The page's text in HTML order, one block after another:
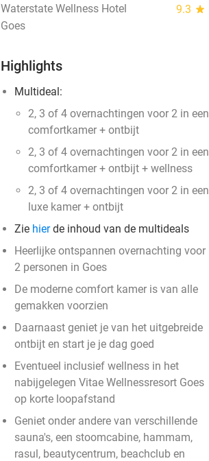
Waterstate Wellness Hotel 9.3 star
Goes
Highlights
Multideal:
2, 3 of 4 overnachtingen voor 2 in een
comfortkamer + ontbijt
2, 3 of 4 overnachtingen voor 2 in een
comfortkamer + ontbijt + wellness
2, 3 of 4 overnachtingen voor 2 in een
luxe kamer + ontbijt
Zie hierde inhoud van de multideals
Heerlijke ontspannen overnachting voor
2 personen in Goes
De moderne comfort kamer is van alle
gemakken voorzien
Daarnaast geniet je van het uitgebreide
ontbijt en start je je dag goed
Eventueel inclusief wellness in het
nabijgelegen Vitae Wellnessresort Goes
op korte loopafstand
Geniet onder andere van verschillende
sauna's, een stoomcabine, hammam,
rasul, beautycentrum, beachclub en